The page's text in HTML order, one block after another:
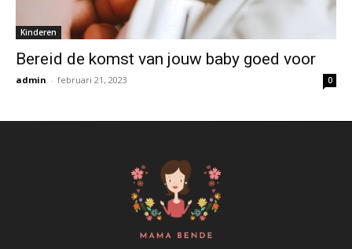
Kinderen
Bereid de komst van jouw baby goed voor
admin - februari 21, 2023 0